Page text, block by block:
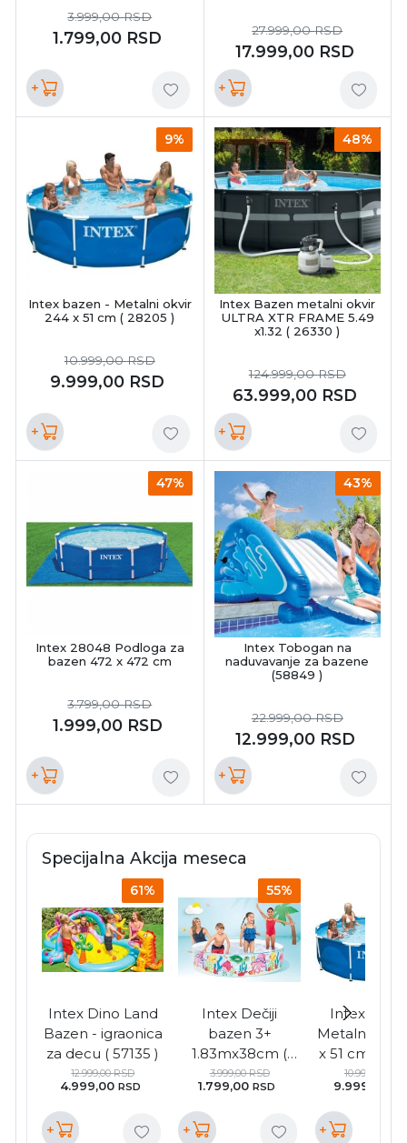
1.799,00 RSD
3.999,00RSD
+
17.999,00 RSD
27.999,00RSD
+
9%
Intex bazen - Metalni okvir
244 x 51 cm ( 28205 )
9.999,00 RSD
10.999,00RSD
+
48%
Intex Bazen metalni okvir
ULTRA XTR FRAME 5.49
x1.32 ( 26330 )
63.999,00 RSD
124.999,00RSD
+
47%
Intex 28048 Podloga za
bazen 472 x 472 cm
1.999,00 RSD
3.799,00RSD
+
43%
Intex Tobogan na
naduvavanje za bazene
(58849 )
12.999,00 RSD
22.999,00RSD
+
Specijalna Akcija meseca
61%
Intex Dino Land
Bazen - igraonica
za decu ( 57135 )
4.999,00RSD
12.999,00RSD
+
55%
Intex Dečiji
bazen 3+
1.83mx38cm (
56452 )
1.799,00RSD
3.999,00RSD
+
Intex
Metalni
x 51 cm (
9.999,00
10.999,00
+